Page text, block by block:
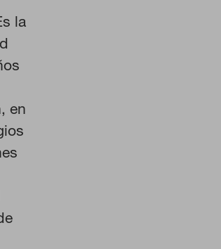
la
en
TODO
su
ninguna
Nos
recogen